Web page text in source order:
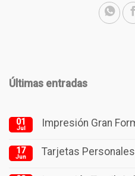
Últimas entradas
01
Jul Impresión Gran
17
Jun Tarjetas